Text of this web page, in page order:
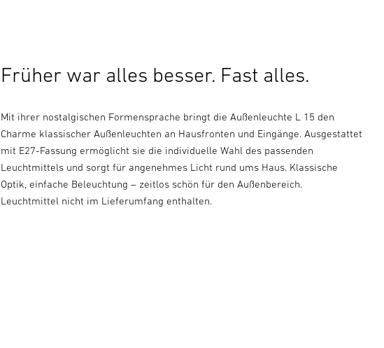
Früher war alles besser. Fast alles.
Mit ihrer nostalgischen Formensprache bringt die Außenleuchte L 15 den
Charme klassischer Außenleuchten an Hausfronten und Eingänge. Ausgestattet
mit E27-Fassung ermöglicht sie die individuelle Wahl des passenden
Leuchtmittels und sorgt für angenehmes Licht rund ums Haus. Klassische
Optik, einfache Beleuchtung – zeitlos schön für den Außenbereich.
Leuchtmittel nicht im Lieferumfang enthalten.